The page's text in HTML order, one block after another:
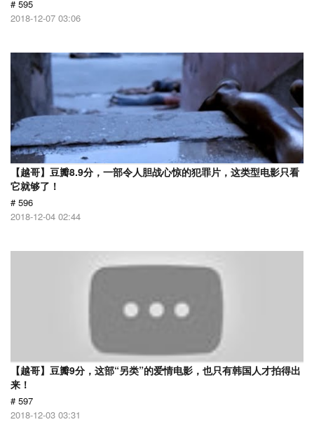
# 595
2018-12-07 03:06
【越哥】豆瓣8.9分，一部令人胆战心惊的犯罪片，这类型电影只看
它就够了！
# 596
2018-12-04 02:44
【越哥】豆瓣9分，这部“另类”的爱情电影，也只有韩国人才拍得出
来！
# 597
2018-12-03 03:31